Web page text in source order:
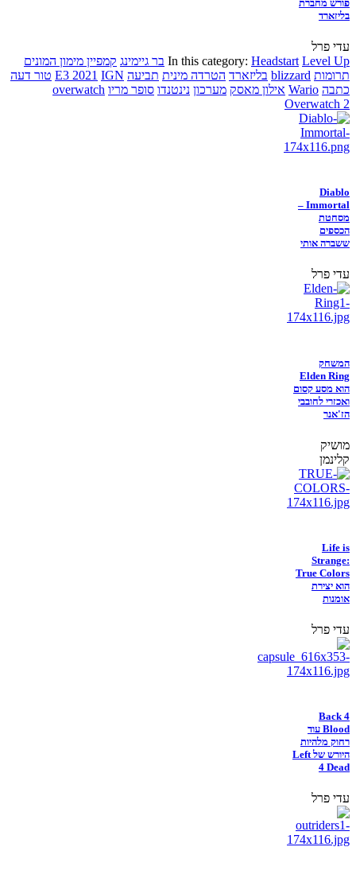
פורש מחברת
בליזארד
עדי פרל
In this category: Headstart Level Up בר גיימינג קמפיין מימון המונים
תרומות blizzard בליזארד הטרדה מינית תביעה E3 2021 IGN
טור דעה
כתבה Wario אילון מאסק מערכון נינטנדו סופר מריו overwatch
Overwatch 2
Diablo
Immortal –
מסחטת
הכספים
ששברה אותי
עדי פרל
המשחק
Elden Ring
הוא מסע קסום
ואכזרי לחובבי
הז'אנר
מושיק
קלינמן
Life is
Strange:
True Colors
הוא יצירת
אומנות
עדי פרל
Back 4
Blood עוד
רחוק מלהיות
היורש של Left
4 Dead
עדי פרל